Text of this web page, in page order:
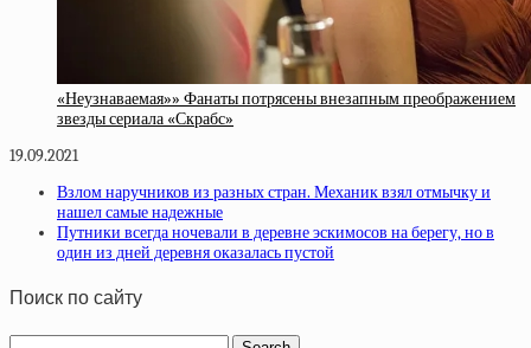
«Неузнаваемая»» Фанаты потрясены внезапным преображением
звезды сериала «Скрабс»
19.09.2021
Взлом наручников из разных стран. Механик взял отмычку и
нашел самые надежные
Путники всегда ночевали в деревне эскимосов на берегу, но в
один из дней деревня оказалась пустой
Поиск по сайту